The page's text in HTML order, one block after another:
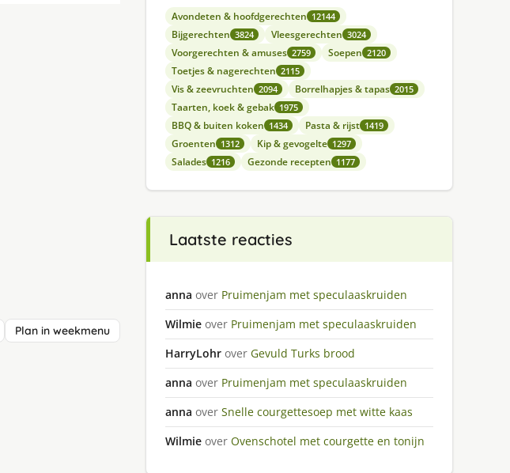
Plan in weekmenu
Avondeten & hoofdgerechten 12144
Bijgerechten 3824 Vleesgerechten 3024
Voorgerechten & amuses 2759 Soepen 2120
Toetjes & nagerechten 2115
Vis & zeevruchten 2094 Borrelhapjes & tapas 2015
Taarten, koek & gebak 1975
BBQ & buiten koken 1434 Pasta & rijst 1419
Groenten 1312 Kip & gevogelte 1297
Salades 1216 Gezonde recepten 1177
Laatste reacties
anna over Pruimenjam met speculaaskruiden
Wilmie over Pruimenjam met speculaaskruiden
HarryLohr over Gevuld Turks brood
anna over Pruimenjam met speculaaskruiden
anna over Snelle courgettesoep met witte kaas
Wilmie over Ovenschotel met courgette en tonijn